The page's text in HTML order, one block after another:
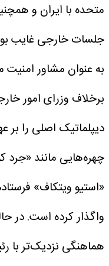
متحده با ایران و
جلسات خارجی غایب
به عنوان مشاور
برخلاف وزرای امور
دیپلماتیک اصلی را بر
چهره‌هایی مانند «جرد
«استیو ویتکاف»
واگذار کرده است.در
هماهنگی نزدیک‌تر با